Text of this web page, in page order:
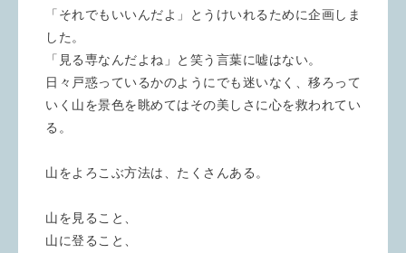
「それでもいいんだよ」とうけいれるために企画しま
した。
「見る専なんだよね」と笑う言葉に嘘はない。
日々戸惑っているかのようにでも迷いなく、移ろって
いく山を景色を眺めてはその美しさに心を救われてい
る。
山をよろこぶ方法は、たくさんある。
山を見ること、
山に登ること、